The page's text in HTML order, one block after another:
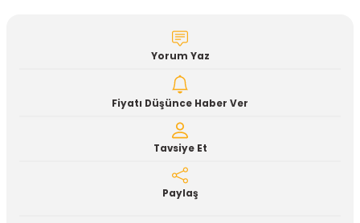
Yorum Yaz
Fiyatı Düşünce Haber Ver
Tavsiye Et
Paylaş